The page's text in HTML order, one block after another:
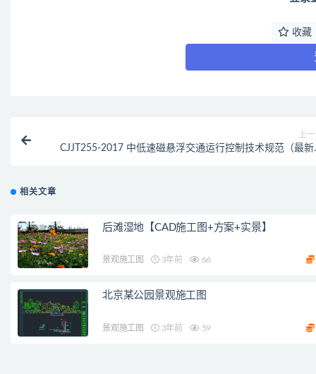
收藏
上
CJJT255-2017 中低速磁悬浮交通运行控制技术规范（最新
相关文章
后滩湿地【CAD施工图+方案+实景】
景观施工图 3年前 66
北京某公园景观施工图
景观施工图 3年前 59